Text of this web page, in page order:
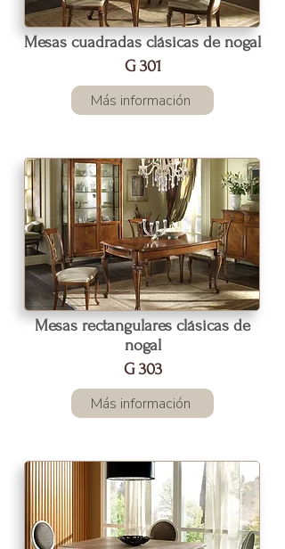
Mesas cuadradas clásicas de nogal
G 301
Más información
Mesas rectangulares clásicas de
nogal
G 303
Más información